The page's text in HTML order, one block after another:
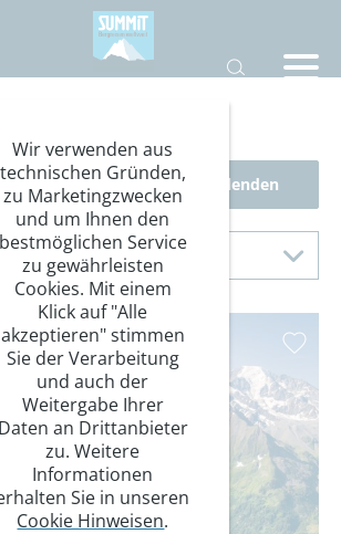
Reisen
Filter einblenden
Sortierung
Sortieren nach
Wir verwenden aus
technischen Gründen,
zu Marketingzwecken
und um Ihnen den
bestmöglichen Service
zu gewährleisten
Cookies. Mit einem
Klick auf "Alle
akzeptieren" stimmen
Sie der Verarbeitung
und auch der
Weitergabe Ihrer
Daten an Drittanbieter
zu. Weitere
Informationen
Sie in unseren
Cookie Hinweisen.